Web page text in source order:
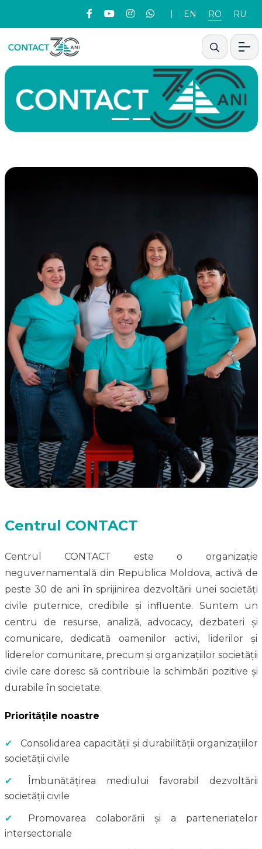
EN RO RU
Previous
Centrul CONTACT
Centrul CONTACT este o organizație
neguvernamentală din Republica Moldova, activă de
peste 30 de ani în sprijinirea dezvoltării unei societăți
civile puternice, credibile și influente. Suntem un
centru de resurse, analiză, advocacy, dezbateri și
comunicare, dedicată oamenilor activi, liderilor și
liderelor comunitare, precum și organizațiilor societății
civile care doresc să contribuie la schimbări pozitive și
durabile în societate.
Prioritățile noastre
✔
Consolidarea capacității și durabilității organizațiilor
societății civile
✔
Îmbunătățirea mediului favorabil dezvoltării
societății civile
✔
Promovarea colaborării și a parteneriatelor
intersectoriale